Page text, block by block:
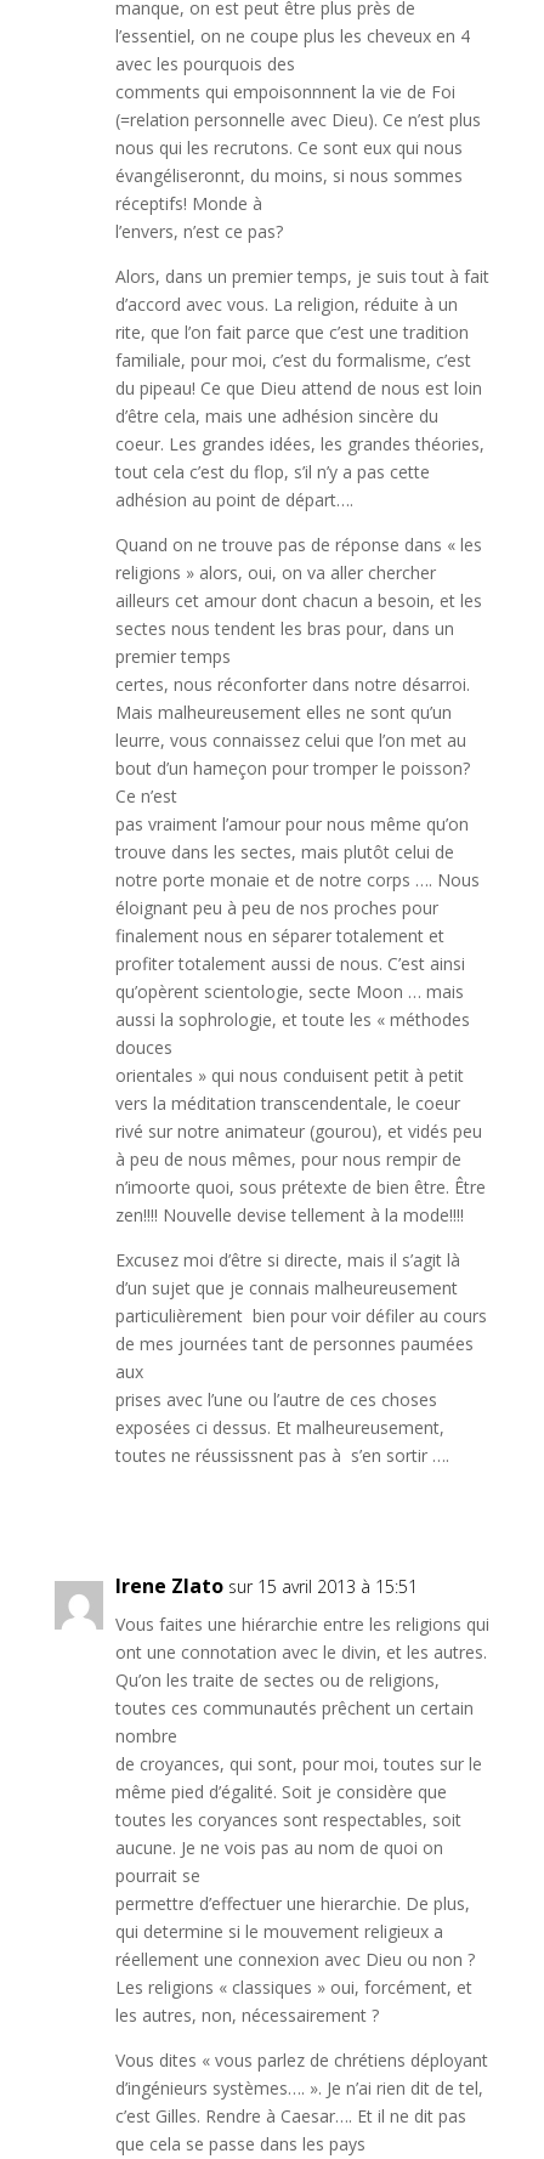
manque, on est peut être plus près de
l’essentiel, on ne coupe plus les cheveux en 4
avec les pourquois des
comments qui empoisonnnent la vie de Foi
(=relation personnelle avec Dieu). Ce n’est plus
nous qui les recrutons. Ce sont eux qui nous
évangéliseronnt, du moins, si nous sommes
réceptifs! Monde à
l’envers, n’est ce pas?
Alors, dans un premier temps, je suis tout à fait
d’accord avec vous. La religion, réduite à un
rite, que l’on fait parce que c’est une tradition
familiale, pour moi, c’est du formalisme, c’est
du pipeau! Ce que Dieu attend de nous est loin
d’être cela, mais une adhésion sincère du
coeur. Les grandes idées, les grandes théories,
tout cela c’est du flop, s’il n’y a pas cette
adhésion au point de départ….
Quand on ne trouve pas de réponse dans « les
religions » alors, oui, on va aller chercher
ailleurs cet amour dont chacun a besoin, et les
sectes nous tendent les bras pour, dans un
premier temps
certes, nous réconforter dans notre désarroi.
Mais malheureusement elles ne sont qu’un
leurre, vous connaissez celui que l’on met au
bout d’un hameçon pour tromper le poisson?
Ce n’est
pas vraiment l’amour pour nous même qu’on
trouve dans les sectes, mais plutôt celui de
notre porte monaie et de notre corps …. Nous
éloignant peu à peu de nos proches pour
finalement nous en séparer totalement et
profiter totalement aussi de nous. C’est ainsi
qu’opèrent scientologie, secte Moon … mais
aussi la sophrologie, et toute les « méthodes
douces
orientales » qui nous conduisent petit à petit
vers la méditation transcendentale, le coeur
rivé sur notre animateur (gourou), et vidés peu
à peu de nous mêmes, pour nous rempir de
n’imoorte quoi, sous prétexte de bien être. Être
zen!!!! Nouvelle devise tellement à la mode!!!!
Excusez moi d’être si directe, mais il s’agit là
d’un sujet que je connais malheureusement
particulièrement bien pour voir défiler au cours
de mes journées tant de personnes paumées
aux
prises avec l’une ou l’autre de ces choses
exposées ci dessus. Et malheureusement,
toutes ne réussissnent pas à s’en sortir ….
Irene Zlato sur 15 avril 2013 à 15:51
Vous faites une hiérarchie entre les religions qui
ont une connotation avec le divin, et les autres.
Qu’on les traite de sectes ou de religions,
toutes ces communautés prêchent un certain
nombre
de croyances, qui sont, pour moi, toutes sur le
même pied d’égalité. Soit je considère que
toutes les coryances sont respectables, soit
aucune. Je ne vois pas au nom de quoi on
pourrait se
permettre d’effectuer une hierarchie. De plus,
qui determine si le mouvement religieux a
réellement une connexion avec Dieu ou non ?
Les religions « classiques » oui, forcément, et
les autres, non, nécessairement ?
Vous dites « vous parlez de chrétiens déployant
d’ingénieurs systèmes…. ». Je n’ai rien dit de tel,
c’est Gilles. Rendre à Caesar…. Et il ne dit pas
que cela se passe dans les pays